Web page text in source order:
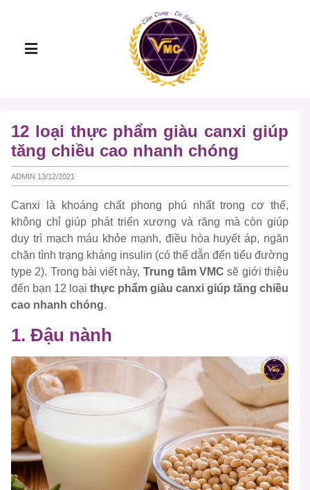
12 loại thực phẩm giàu canxi giúp
tăng chiều cao nhanh chóng
ADMIN 13/12/2021
Canxi là khoáng chất phong phú nhất trong cơ thể,
không chỉ giúp phát triển xương và răng mà còn giúp
duy trì mạch máu khỏe mạnh, điều hòa huyết áp, ngăn
chặn tình trạng kháng insulin (có thể dẫn đến tiểu đường
type 2). Trong bài viết này, Trung tâm VMC sẽ giới thiệu
đến bạn 12 loại thực phẩm giàu canxi giúp tăng chiều
cao nhanh chóng.
1. Đậu nành